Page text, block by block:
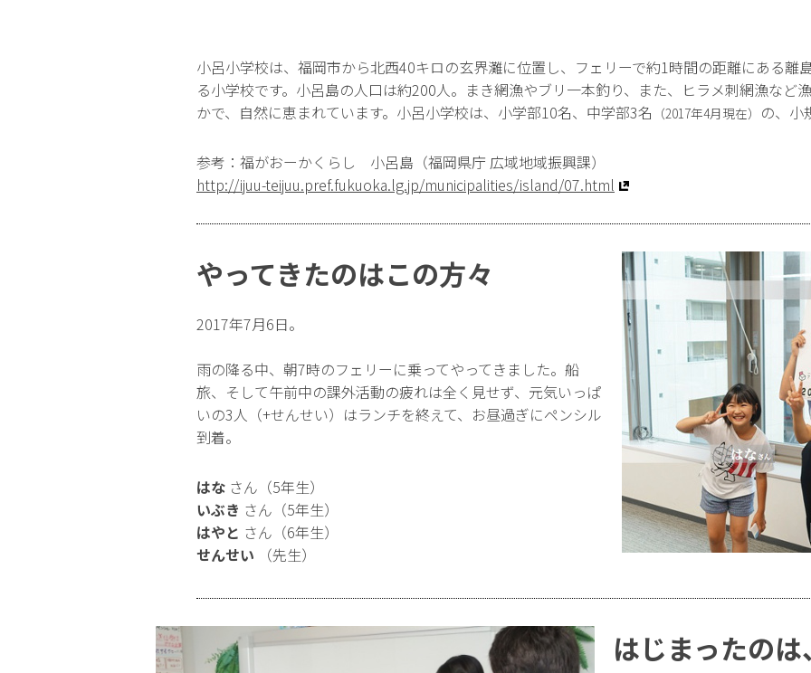
小呂小学校は、福岡市から北西40キロの玄界灘に位置し、フェリーで約1時間の距離にある離
る小学校です。小呂島の人口は約200人。まき網漁やブリ一本釣り、また、ヒラメ刺網漁など
かで、自然に恵まれています。小呂小学校は、小学部10名、中学部3名 （2017年4月現在） の、小
参考：福がおーかくらし 小呂島（福岡県庁 広域地域振興課）
http://ijuu-teijuu.pref.fukuoka.lg.jp/municipalities/island/07.html
やってきたのはこの方々
2017年7月6日。
雨の降る中、朝7時のフェリーに乗ってやってきました。船
旅、そして午前中の課外活動の疲れは全く見せず、元気いっぱ
いの3人（+せんせい）はランチを終えて、お昼過ぎにペンシル
到着。
はな さん（5年生）
いぶき さん（5年生）
はやと さん（6年生）
せんせい （先生）
はじまったの